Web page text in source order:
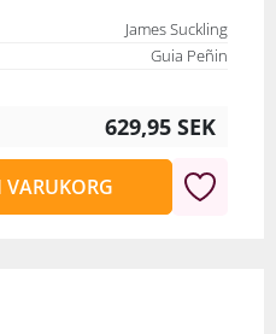
James Suckling
Guia Peñin
629,95 SEK
VARUKORG